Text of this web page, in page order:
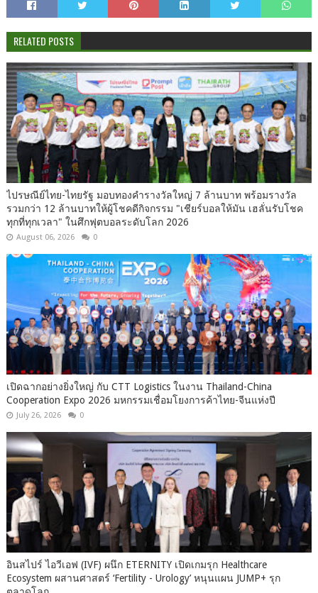
RELATED POSTS
ไปรษณีย์ไทย-ไทยรัฐ มอบทองคำรางวัลใหญ่ 7 ล้านบาท พร้อมรางวัล
รวมกว่า 12 ล้านบาทให้ผู้โชคดีกิจกรรม "เชียร์บอลให้มัน เฮลั่นรับโชค
ทุกที่ทุกเวลา" ในศึกฟุตบอลระดับโลก 2026
August 06, 2026 0
เปิดฉากอย่างยิ่งใหญ่ กับ CTT Logistics ในงาน Thailand-China
Cooperation Expo 2026 มหกรรมเชื่อมโยงการค้าไทย-จีนแห่งปี
July 26, 2026 0
อินสไปร์ ไอวีเอฟ (IVF) ผนึก ETERNITY เปิดเกมรุก Healthcare
Ecosystem ผสานศาสตร์ ‘Fertility - Urology’ หนุนแผน JUMP+ รุก